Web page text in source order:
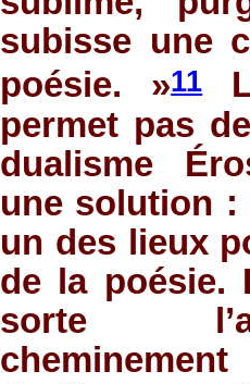
subisse une
poésie. »11
permet pas
dualisme
une solution :
un des lieux
de la poésie.
sorte